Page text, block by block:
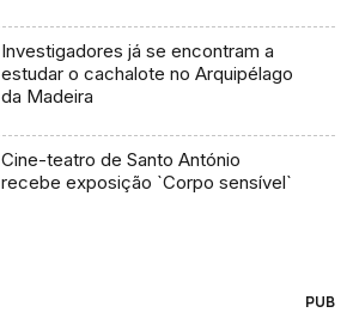
Investigadores já se encontram a
estudar o cachalote no Arquipélago
da Madeira
Cine-teatro de Santo António
recebe exposição `Corpo sensível`
PUB